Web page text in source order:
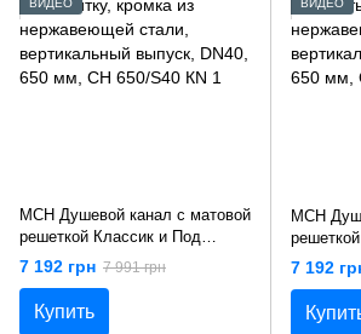
ВИДЕО
MCH Душевой канал с матовой
решеткой Классик и Под
плитку, кромка из
нержавеющей стали,
вертикальный выпуск, DN40,
650 мм, CH 650/S40 КN 1
7 192 грн 7 991 грн
Купить
ВИДЕО
MCH
650 мм,
7 192